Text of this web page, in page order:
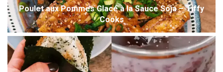
Poulet aux Pommes Glacé à la Sauce Soja – Tiffy
Cooks